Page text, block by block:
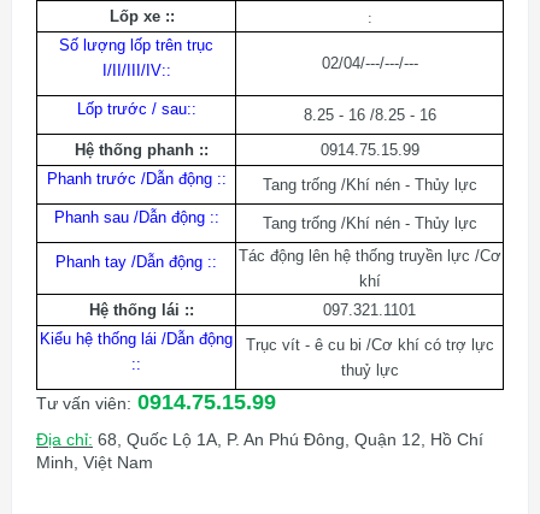
Lốp xe ::
:
Số lượng lốp trên trục
I/II/III/IV:: 02/04/---/---/---
Lốp trước / sau::
8.25 - 16 /8.25 - 16
Hệ thống phanh ::
0914.75.15.99
Phanh trước /Dẫn động ::
Tang trống /Khí nén - Thủy lực
Phanh sau /Dẫn động :: Tang trống /Khí nén - Thủy lực
Phanh tay /Dẫn động ::
Tác động lên hệ thống truyền lực /Cơ
khí
Hệ thống lái ::
097.321.1101
Kiểu hệ thống lái /Dẫn động
::
Trục vít - ê cu bi /Cơ khí có trợ lực
thuỷ lực
Tư vấn viên: 0914.75.15.99
Địa chỉ: 68, Quốc Lộ 1A, P. An Phú Đông, Quận 12, Hồ Chí
Minh, Việt Nam